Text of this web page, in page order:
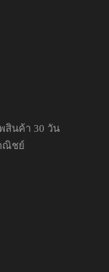
สินค้า 30 วัน
ณิชย์